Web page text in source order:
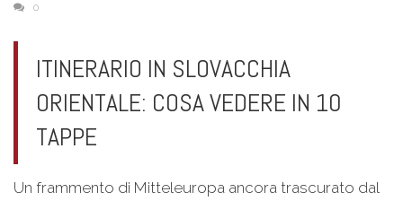
0
ITINERARIO IN SLOVACCHIA
ORIENTALE: COSA VEDERE IN 10
TAPPE
Un frammento di Mitteleuropa ancora trascurato dal